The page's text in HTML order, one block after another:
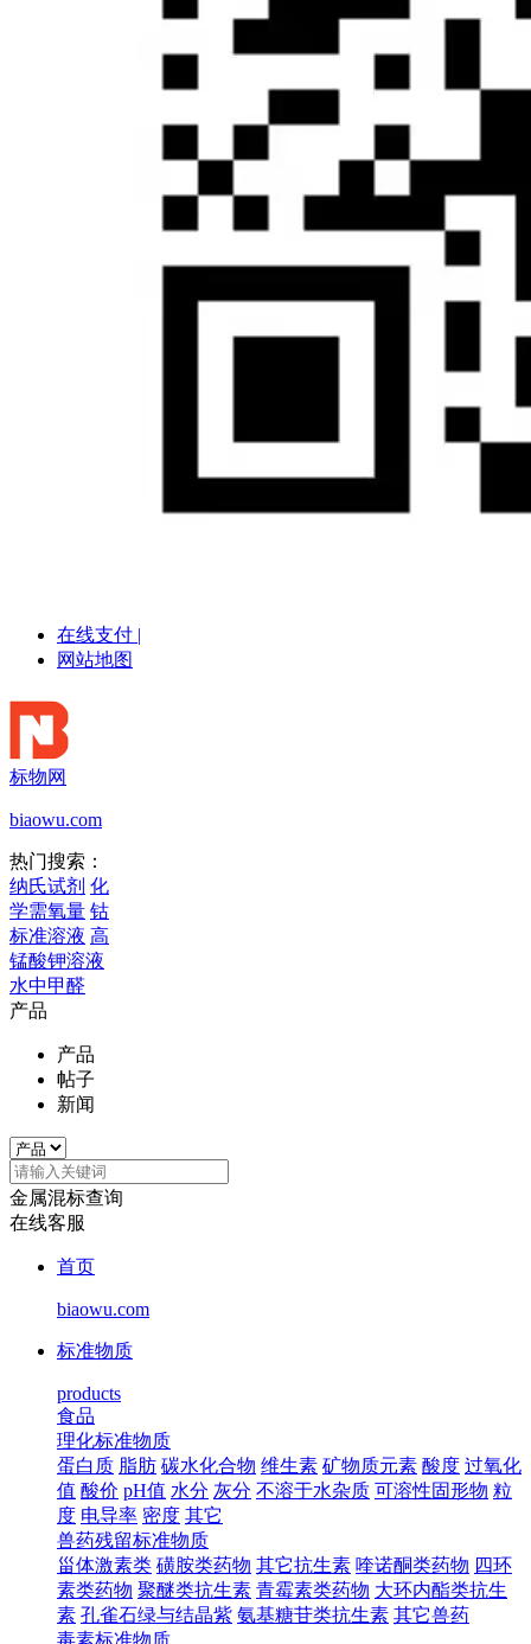
在线支付 |
网站地图
标物网
biaowu.com
热门搜索：
纳氏试剂 化
学需氧量 钴
标准溶液 高
锰酸钾溶液
水中甲醛
产品
产品
帖子
新闻
金属混标查询
在线客服
首页
biaowu.com
标准物质
products
食品
理化标准物质
蛋白质 脂肪 碳水化合物 维生素 矿物质元素 酸度 过氧化
值 酸价 pH值 水分 灰分 不溶于水杂质 可溶性固形物 粒
度 电导率 密度 其它
兽药残留标准物质
甾体激素类 磺胺类药物 其它抗生素 喹诺酮类药物 四环
素类药物 聚醚类抗生素 青霉素类药物 大环内酯类抗生
素 孔雀石绿与结晶紫 氨基糖苷类抗生素 其它兽药
毒素标准物质